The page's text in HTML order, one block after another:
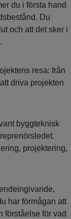
du i första hand
Du
och att det sker i
resa: från
driva projekten
byggteknisk
projektering,
har förmågan att
förståelse för vad